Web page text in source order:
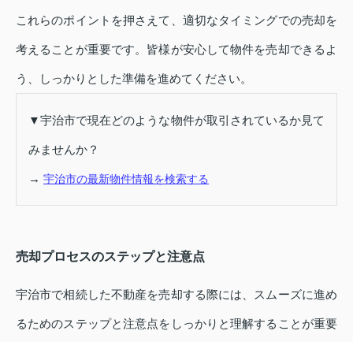
これらのポイントを押さえて、適切なタイミングでの売却を
考えることが重要です。皆様が安心して物件を売却できるよ
う、しっかりとした準備を進めてください。
▼宇治市で現在どのような物件が取引されているか見て
みませんか？
→ 宇治市の最新物件情報を検索する
売却プロセスのステップと注意点
宇治市で相続した不動産を売却する際には、スムーズに進め
るためのステップと注意点をしっかりと理解することが重要